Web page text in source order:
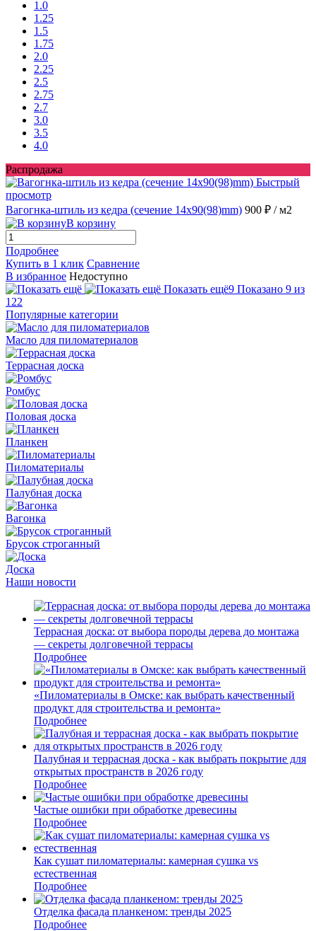
1.0
1.25
1.5
1.75
2.0
2.25
2.5
2.75
2.7
3.0
3.5
4.0
Распродажа
Быстрый
просмотр
Вагогнка-штиль из кедра (сечение 14x90(98)mm) 900 ₽ / м2
В корзину
Подробнее
Купить в 1 клик Сравнение
В избранное Недоступно
Показать ещё9 Показано 9 из
122
Популярные категории
Масло для пиломатериалов
Террасная доска
Ромбус
Половая доска
Планкен
Пиломатериалы
Палубная доска
Вагонка
Брусок строганный
Доска
Наши новости
Террасная доска: от выбора породы дерева до монтажа
— секреты долговечной террасы
Подробнее
«Пиломатериалы в Омске: как выбрать качественный
продукт для строительства и ремонта»
Подробнее
Палубная и террасная доска - как выбрать покрытие для
открытых пространств в 2026 году
Подробнее
Частые ошибки при обработке древесины
Подробнее
Как сушат пиломатериалы: камерная сушка vs
естественная
Подробнее
Отделка фасада планкеном: тренды 2025
Подробнее